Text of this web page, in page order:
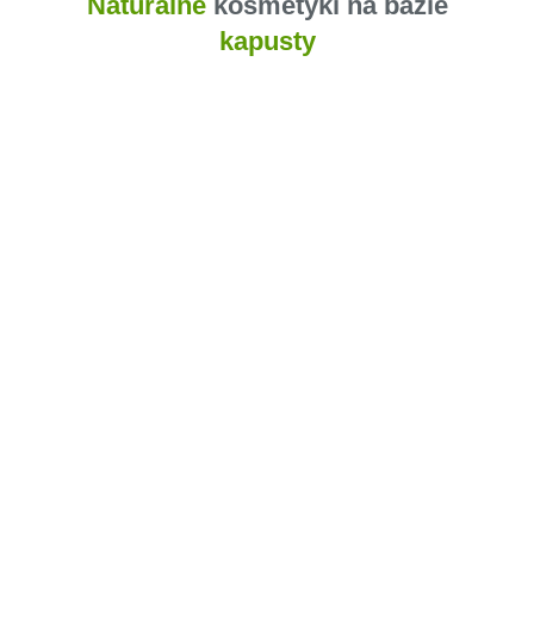
kapusty